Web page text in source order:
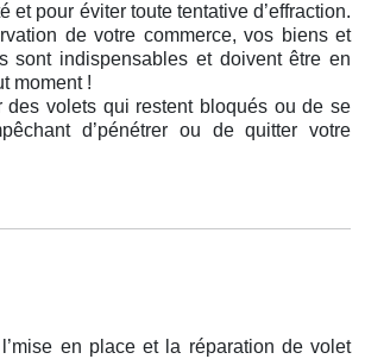
et pour éviter toute tentative d’effraction.
de votre commerce, vos biens et
sont indispensables et doivent être en
moment !
des volets qui restent bloqués ou de se
d’pénétrer ou de quitter votre
en place et la réparation de volet